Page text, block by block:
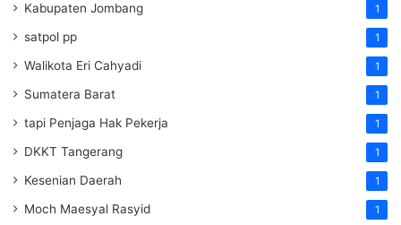
Kabupaten Jombang 1
satpol pp 1
Walikota Eri Cahyadi 1
Sumatera Barat 1
tapi Penjaga Hak Pekerja 1
DKKT Tangerang 1
Kesenian Daerah 1
Moch Maesyal Rasyid 1